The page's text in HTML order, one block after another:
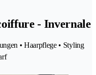
- Invernale
• Haarpflege • Styling